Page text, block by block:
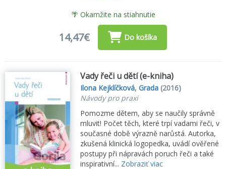
🌴 Okamžite na stiahnutie
14,47€ Do košíka
Vady řeči u dětí (e-kniha)
Ilona Kejklíčková,Grada (2016)
Návody pro praxi
Pomozme dětem, aby se naučily správně
mluvit! Počet těch, které trpí vadami řeči, v
současné době výrazně narůstá. Autorka,
zkušená klinická logopedka, uvádí ověřené
postupy při nápravách poruch řeči a také
inspirativní... Zobraziť viac